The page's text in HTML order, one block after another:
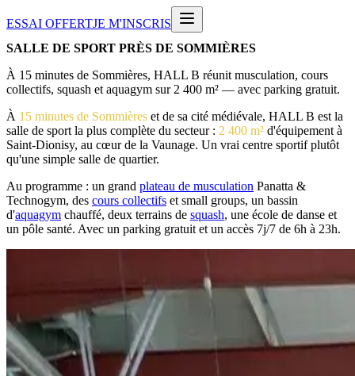
ESSAI OFFERTJE M'INSCRIS
SALLE DE SPORT PRÈS DE SOMMIÈRES
À 15 minutes de Sommières, HALL B réunit musculation, cours
collectifs, squash et aquagym sur 2 400 m² — avec parking gratuit.
À 15 minutes de Sommières et de sa cité médiévale, HALL B est la
salle de sport la plus complète du secteur : 2 400 m² d'équipement à
Saint-Dionisy, au cœur de la Vaunage. Un vrai centre sportif plutôt
qu'une simple salle de quartier.
Au programme : un grand plateau de musculation Panatta &
Technogym, des cours collectifs et small groups, un bassin
d'aquagym chauffé, deux terrains de squash, une école de danse et
un pôle santé. Avec un parking gratuit et un accès 7j/7 de 6h à 23h.